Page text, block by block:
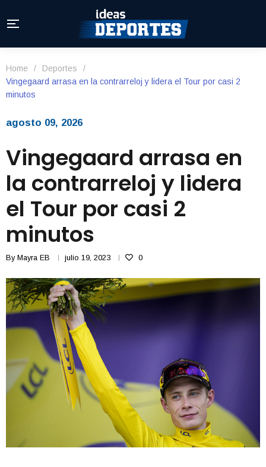
Home / Deportes
/
Vingegaard arrasa en la contrarreloj y lidera el Tour por casi 2
minutos
agosto 09, 2026
Vingegaard arrasa en
la contrarreloj y lidera
el Tour por casi 2
minutos
By Mayra EB julio 19, 2023 0